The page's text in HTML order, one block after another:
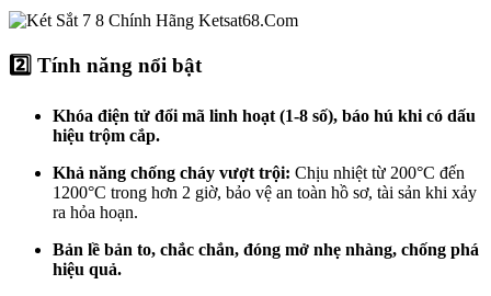
2️⃣ Tính năng nổi bật
Khóa điện tử đổi mã linh hoạt (1-8 số), báo hú khi có dấu
hiệu trộm cắp.
Khả năng chống cháy vượt trội: Chịu nhiệt từ 200°C đến
1200°C trong hơn 2 giờ, bảo vệ an toàn hồ sơ, tài sản khi xảy
ra hỏa hoạn.
Bản lề bản to, chắc chắn, đóng mở nhẹ nhàng, chống phá
hiệu quả.